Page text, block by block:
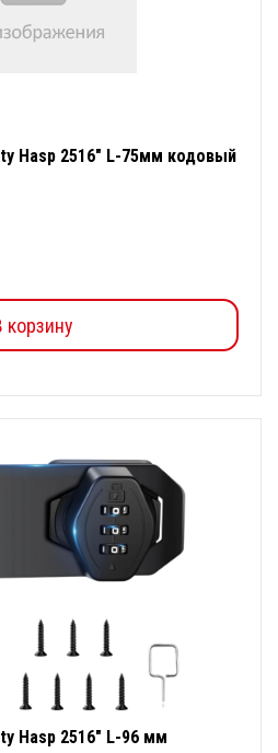
Hasp 2516" L-75мм кодовый
корзину
Hasp 2516" L-96 мм